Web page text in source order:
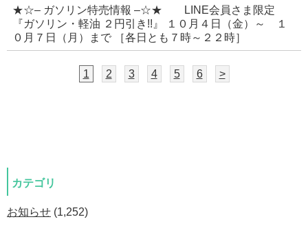
★☆– ガソリン特売情報 –☆★ LINE会員さま限定
『ガソリン・軽油 ２円引き!!』 １０月４日（金）～ １
０月７日（月）まで ［各日とも７時～２２時］
1 2 3 4 5 6 >
カテゴリ
お知らせ (1,252)